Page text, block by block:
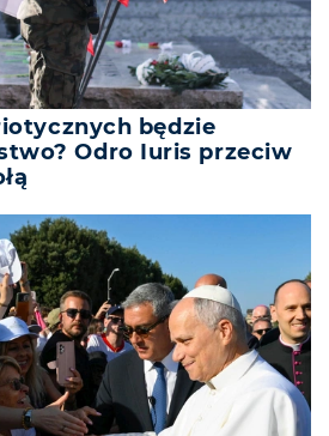
będzie
Odro Iuris przeciw